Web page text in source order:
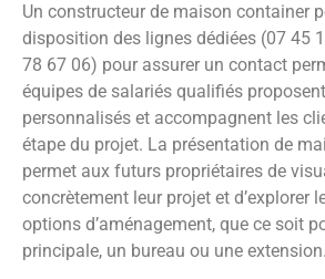
Un constructeur de maison container
disposition des lignes dédiées (07 45
78 67 06) pour assurer un contact
équipes de salariés qualifiés
personnalisés et accompagnent les
étape du projet. La présentation de
permet aux futurs propriétaires de
concrètement leur projet et d’explorer
options d’aménagement, que ce soit
principale, un bureau ou une extension.